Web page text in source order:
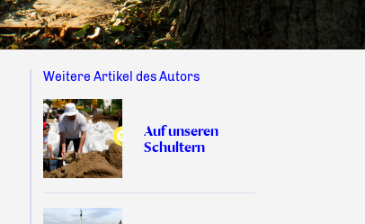
Weitere Artikel des Autors
Auf unseren
Schultern